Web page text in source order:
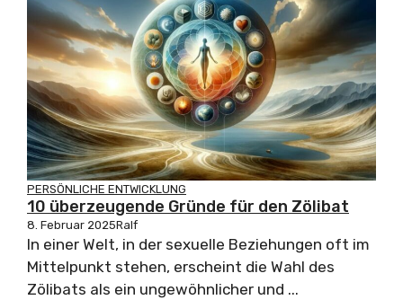
PERSÖNLICHE ENTWICKLUNG
10 überzeugende Gründe für den Zölibat
8. Februar 2025Ralf
In einer Welt, in der sexuelle Beziehungen oft im
Mittelpunkt stehen, erscheint die Wahl des
Zölibats als ein ungewöhnlicher und ...